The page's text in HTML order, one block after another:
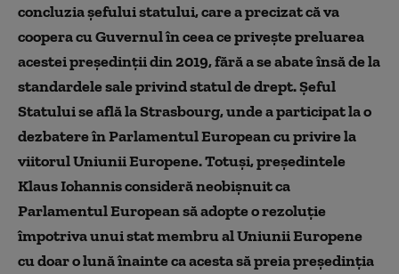
concluzia şefului statului, care a precizat că va
coopera cu Guvernul în ceea ce priveşte preluarea
acestei preşedinţii din 2019, fără a se abate însă de la
standardele sale privind statul de drept. Şeful
Statului se află la Strasbourg, unde a participat la o
dezbatere în Parlamentul European cu privire la
viitorul Uniunii Europene. Totuși, preşedintele
Klaus Iohannis consideră neobişnuit ca
Parlamentul European să adopte o rezoluţie
împotriva unui stat membru al Uniunii Europene
cu doar o lună înainte ca acesta să preia preşedinţia